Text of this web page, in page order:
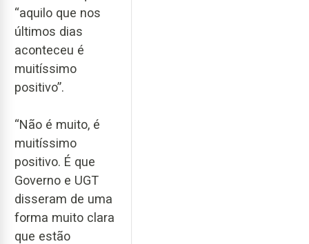
“aquilo que nos
últimos dias
aconteceu é
muitíssimo
positivo”.
“Não é muito, é
muitíssimo
positivo. É que
Governo e UGT
disseram de uma
forma muito clara
que estão